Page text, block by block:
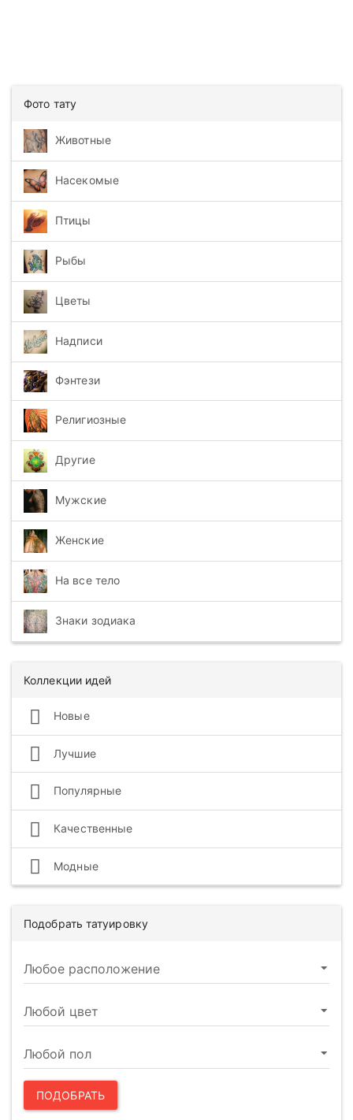
Фото тату
Животные
Насекомые
Птицы
Рыбы
Цветы
Надписи
Фэнтези
Религиозные
Другие
Мужские
Женские
На все тело
Знаки зодиака
Коллекции идей
Новые
Лучшие
Популярные
Качественные
Модные
Подобрать татуировку
ПОДОБРАТЬ